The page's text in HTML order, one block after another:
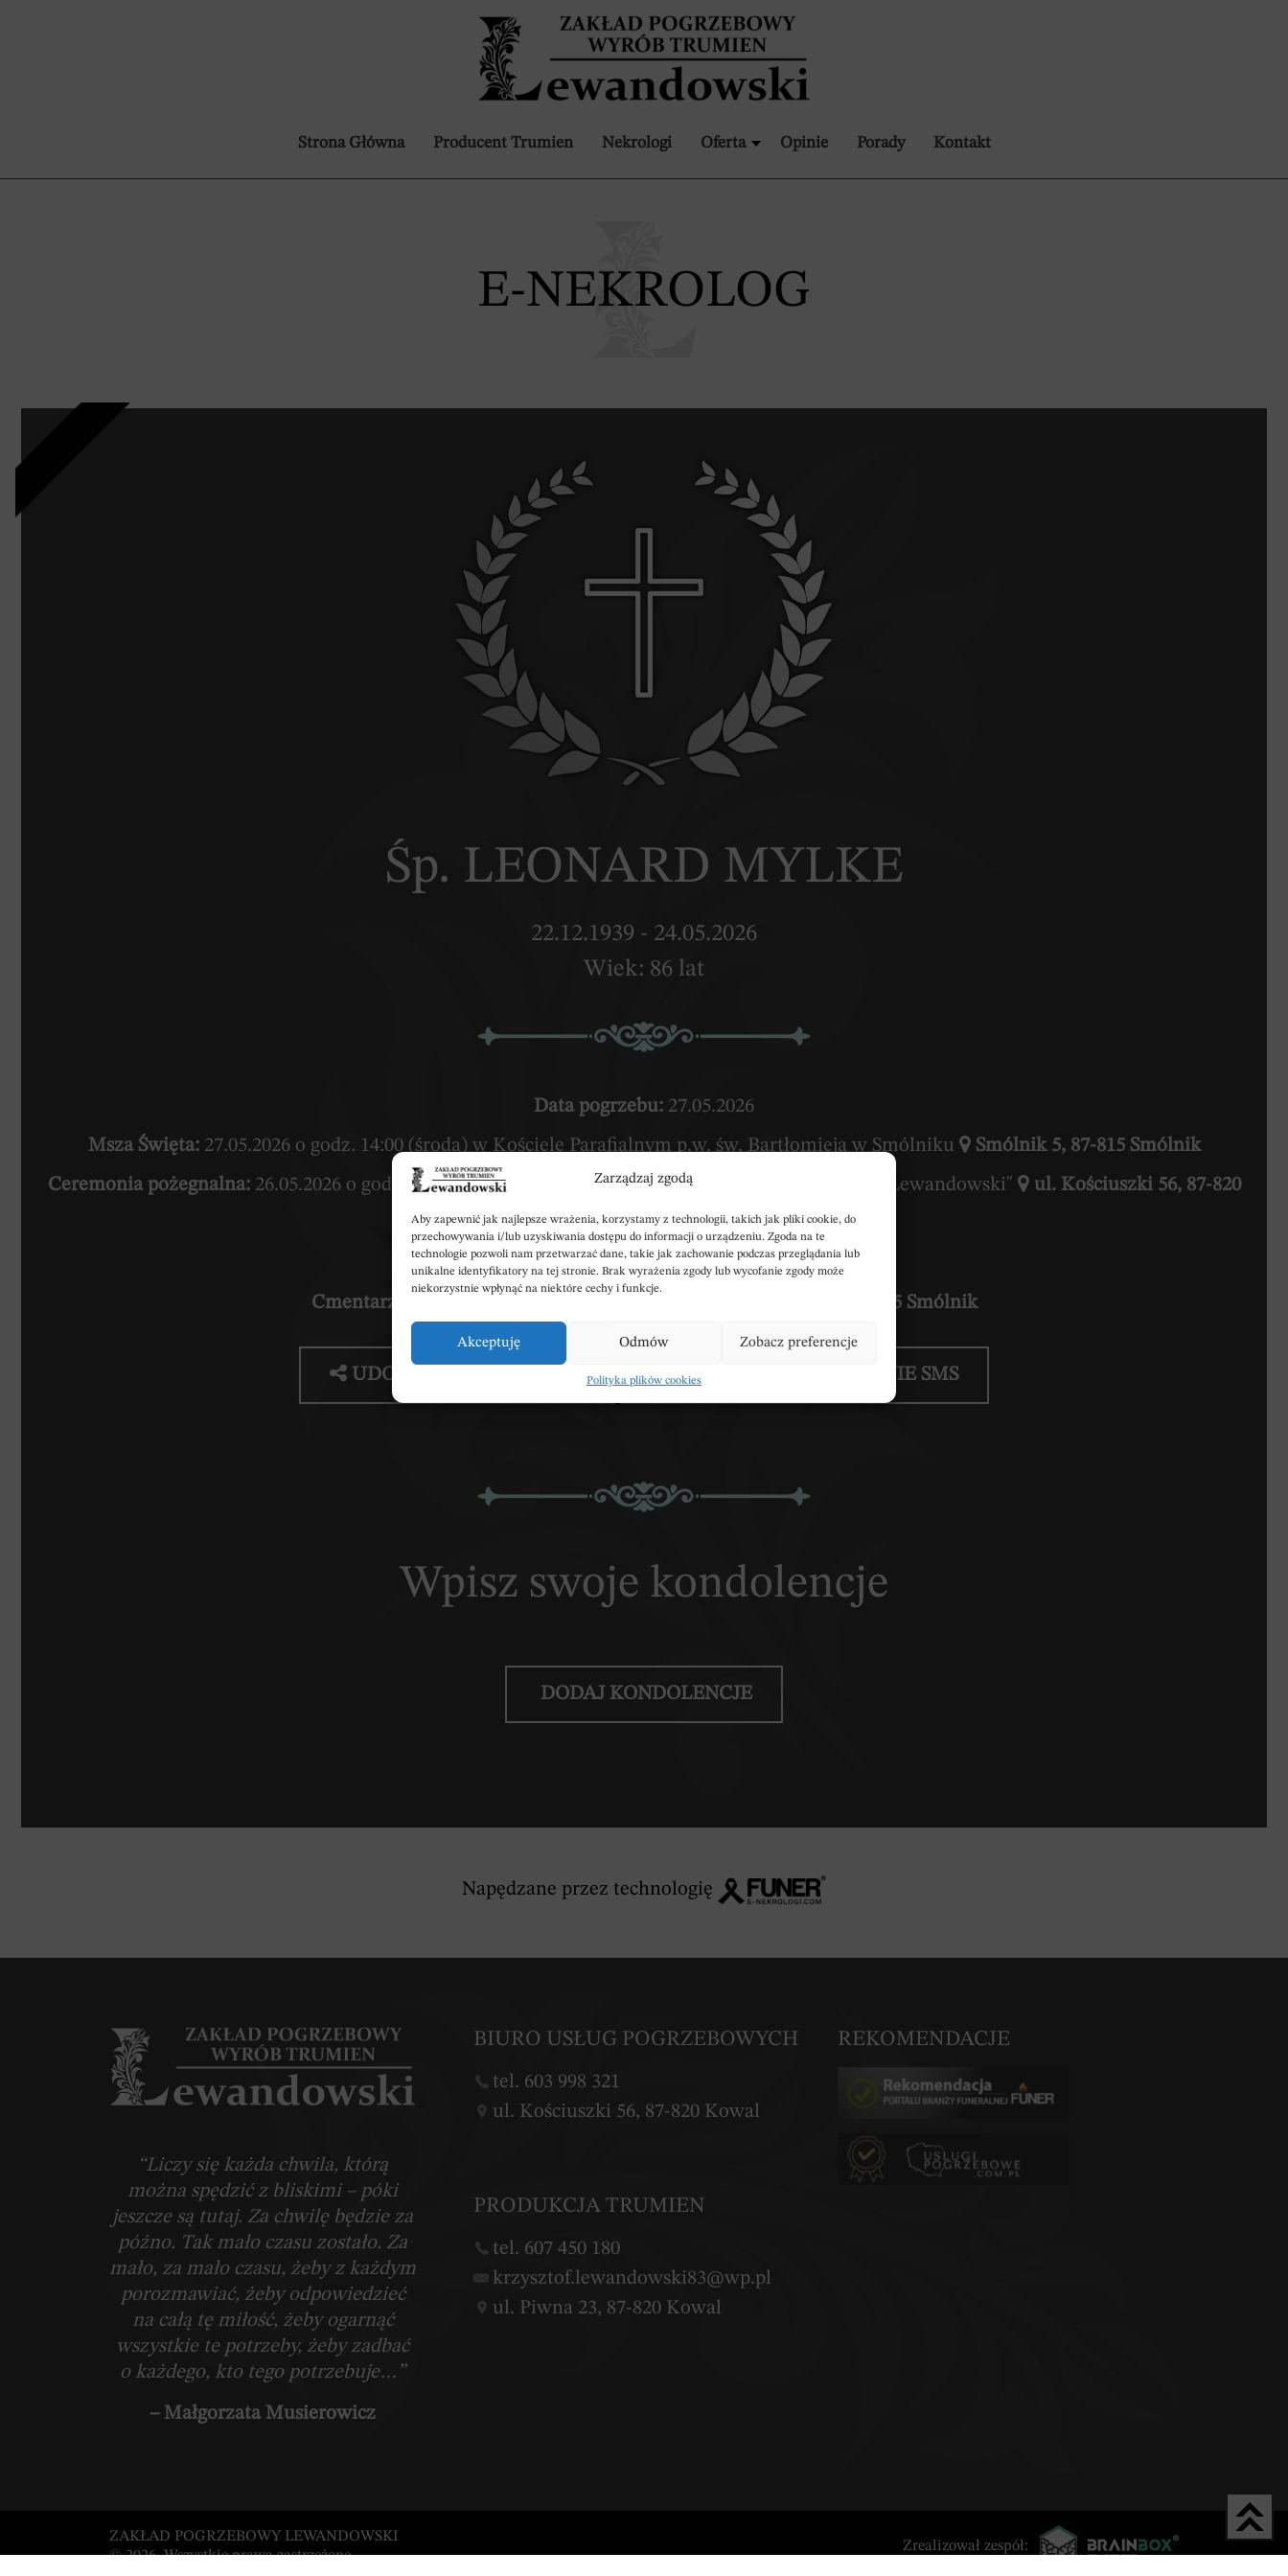
Zarządzaj zgodą
Aby zapewnić jak najlepsze wrażenia, korzystamy z technologii, takich jak pliki cookie, do
przechowywania i/lub uzyskiwania dostępu do informacji o urządzeniu. Zgoda na te
technologie pozwoli nam przetwarzać dane, takie jak zachowanie podczas przeglądania lub
unikalne identyfikatory na tej stronie. Brak wyrażenia zgody lub wycofanie zgody może
niekorzystnie wpłynąć na niektóre cechy i funkcje.
Akceptuję Odmów Zobacz preferencje
Polityka plików cookies
Strona Główna Producent Trumien Nekrologi Oferta Opinie Porady Kontakt
E-NEKROLOG
Śp. LEONARD MYLKE
22.12.1939 - 24.05.2026
Wiek: 86 lat
Data pogrzebu: 27.05.2026
Msza Święta:27.05.2026 o godz. 14:00 (środa) w Kościele Parafialnym p.w. św. Bartłomieja w Smólniku
Smólnik 5, 87-815 Smólnik
Ceremonia pożegnalna:26.05.2026 o godz. 18:30 (wtorek) w Kaplicy przy Zakładzie Pogrzebowym "Lewandowski"
ul. Kościuszki 56, 87-820
Kowal
Wyprowadzenie do grobu o godz.14:30
Cmentarz:
Smólnik-Zuzałka 5, 87-815 Smólnik
UDOSTĘPNIJ NEKROLOG POBIERZ POWIADOMIENIE SMS
Wpisz swoje kondolencje
DODAJ KONDOLENCJE
Napędzane przez technologię
“Liczy się każda chwila, którą
można spędzić z bliskimi – póki
jeszcze są tutaj. Za chwilę będzie za
późno. Tak mało czasu zostało. Za
mało, za mało czasu, żeby z każdym
porozmawiać, żeby odpowiedzieć
na całą tę miłość, żeby ogarnąć
wszystkie te potrzeby, żeby zadbać
o każdego, kto tego potrzebuje…”
– Małgorzata Musierowicz
BIURO USŁUG POGRZEBOWYCH
tel. 603 998 321
ul. Kościuszki 56, 87-820 Kowal
PRODUKCJA TRUMIEN
tel. 607 450 180
krzysztof.lewandowski83@wp.pl
ul. Piwna 23, 87-820 Kowal
REKOMENDACJE
ZAKŁAD POGRZEBOWY LEWANDOWSKI
© 2026. Wszystkie prawa zastrzeżone.
Zrealizował zespół: